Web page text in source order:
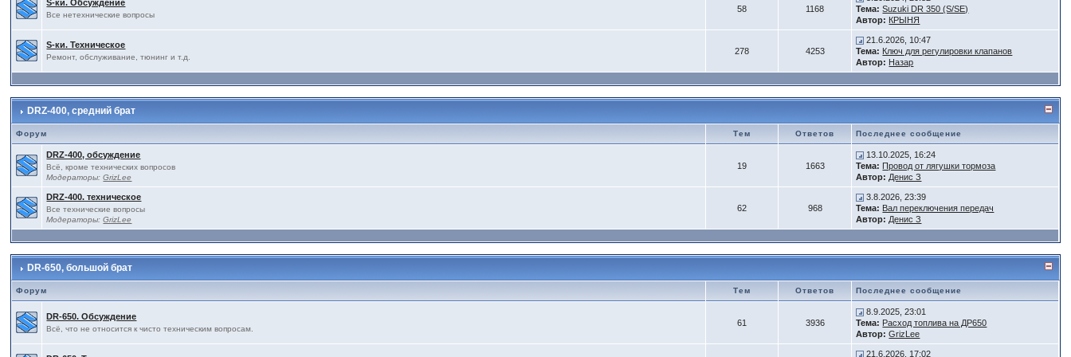
S-ки. Обсуждение
Все нетехнические вопросы
58 1168
Тема: Suzuki DR 350 (S/SE)
Автор: КРЫНЯ
S-ки. Техническое
Ремонт, обслуживание, тюнинг и т.д.
278 4253
21.6.2026, 10:47
Тема: Ключ для регулировки клапанов
Автор: Назар
DRZ-400, средний брат
Форум Тем Ответов Последнее сообщение
DRZ-400, обсуждение
Всё, кроме технических вопросов
Модераторы:GrizLee
19 1663
13.10.2025, 16:24
Тема: Провод от лягушки тормоза
Автор: Денис З
DRZ-400. техническое
Все технические вопросы
Модераторы:GrizLee
62 968
3.8.2026, 23:39
Тема: Вал переключения передач
Автор: Денис З
DR-650, большой брат
Форум Тем Ответов Последнее сообщение
DR-650. Обсуждение
Всё, что не относится к чисто техническим вопросам.
61 3936
8.9.2025, 23:01
Тема: Расход топлива на ДР650
Автор: GrizLee
21.6.2026, 17:02